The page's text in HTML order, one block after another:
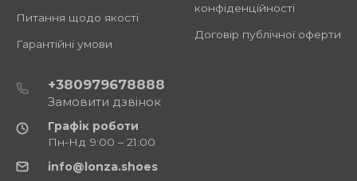
Питання щодо якості
Гарантійні умови
конфіденційності
Договір публічної оферти
+380979678888
Замовити дзвінок
Графік роботи
Пн-Нд 9:00 – 21:00
info@lonza.shoes